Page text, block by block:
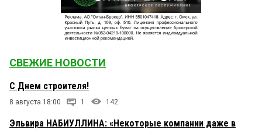
СВЕЖИЕ НОВОСТИ
С Днем строителя!
8 августа 18:00 1 142
Эльвира НАБИУЛЛИНА: «Некоторые компании даже в